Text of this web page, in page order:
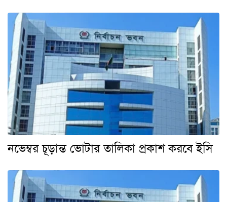
নভেম্বর চূড়ান্ত ভোটার তালিকা প্রকাশ করবে ইসি